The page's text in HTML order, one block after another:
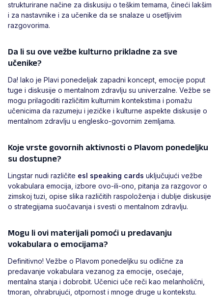
strukturirane načine za diskusiju o teškim temama, čineći lakšim
i za nastavnike i za učenike da se snalaze u osetljivim
razgovorima.
Da li su ove vežbe kulturno prikladne za sve
učenike?
Da! Iako je Plavi ponedeljak zapadni koncept, emocije poput
tuge i diskusije o mentalnom zdravlju su univerzalne. Vežbe se
mogu prilagoditi različitim kulturnim kontekstima i pomažu
učenicima da razumeju i jezičke i kulturne aspekte diskusije o
mentalnom zdravlju u englesko-govornim zemljama.
Koje vrste govornih aktivnosti o Plavom ponedeljku
su dostupne?
Lingstar nudi različite esl speaking cards uključujući vežbe
vokabulara emocija, izbore ovo-ili-ono, pitanja za razgovor o
zimskoj tuzi, opise slika različitih raspoloženja i dublje diskusije
o strategijama suočavanja i svesti o mentalnom zdravlju.
Mogu li ovi materijali pomoći u predavanju
vokabulara o emocijama?
Definitivno! Vežbe o Plavom ponedeljku su odlične za
predavanje vokabulara vezanog za emocije, osećaje,
mentalna stanja i dobrobit. Učenici uče reči kao melanholični,
tmoran, ohrabrujući, otpornost i mnoge druge u kontekstu.